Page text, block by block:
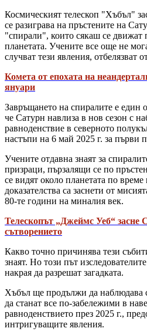
Космическият телескоп "Хъбъл"
се разиграва на пръстените на
"спирали", които сякаш се движат
планетата. Учените все още не
случват тези явления, отбелязват
Комета от епохата на
януари
Завръщането на спиралите е един
че Сатурн навлиза в нов сезон с
равноденствие в северното
настъпи на 6 май 2025 г. за първи
Учените отдавна знаят за
призраци, пързалящи се по
се видят около планетата по
доказателства са заснети от
80-те години на миналия век.
Телескопът „Джеймс Уеб“ засне
сътворението
Какво точно причинява тези
знаят. Но този път
накрая да разрешат загадката.
Хъбъл ще продължи да наблюдава
да станат все по-забележими в
равноденствието през 2025 г.,
интригуващите явления.